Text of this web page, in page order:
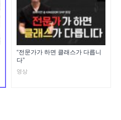
“전문가가 하면 클래스가 다릅니
다”
영상